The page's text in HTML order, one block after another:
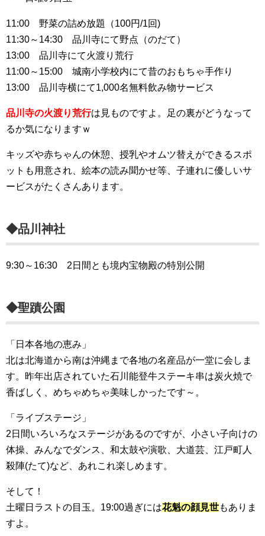
11:00 野菜の詰め放題（100円/1回)
11:30～14:30 品川寺にて野点（のだて）
13:00 品川寺にて火渡り荒行
11:00～15:00 城南小学校内にて昔のおもちゃ手作り
13:00 品川寺横にて1,000名無料飲み物サービス
品川寺の火渡り荒行は見ものですよ。足の裏がどうなって
るか気になりますｗ
キッズや赤ちゃんの休憩、授乳やオムツ替えができるスポ
ットも用意され、絵本の読み聞かせ等、子連れに優しいサ
ービスがたくさんあります。
◆品川神社
9:30～16:30 2日間とも境内宝物殿の特別公開
◆聖蹟公園
「日本各地の恵み」
北は北海道から南は沖縄まで各地の名産品が一堂に会しま
す。昨年出店されていた石川能登牛ステーキ串は炭火焼で
香ばしく、めちゃめちゃ美味しかったです～。
「ライブステージ」
2日間いろいろなステージがあるのですが、小さい子向けの
体操、みんなでダンス、和太鼓や演歌、大道芸、江戸町人
殺陣(たて)など、あれこれ楽しめます。
そして！
土曜日ラストの目玉。19:00過ぎには花魁の顔見世もありま
すよ。